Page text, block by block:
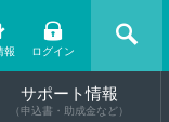
報 ログイン
サポート情報
（申込書・助成金など）